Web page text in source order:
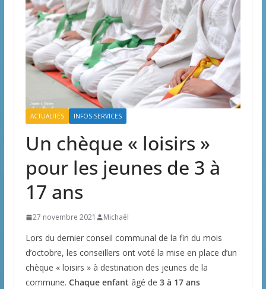
ACTUALITÉS INFOS-SERVICES
Un chèque « loisirs »
pour les jeunes de 3 à
17 ans
27 novembre 2021 Michaël
Lors du dernier conseil communal de la fin du mois
d’octobre, les conseillers ont voté la mise en place d’un
chèque « loisirs » à destination des jeunes de la
commune. Chaque enfant âgé de 3 à 17 ans